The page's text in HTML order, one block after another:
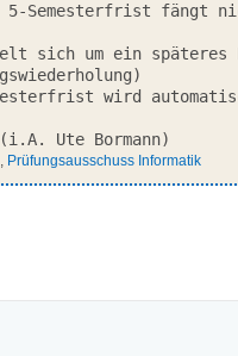
Ute Bormann)
, Prüfungsausschuss Informatik